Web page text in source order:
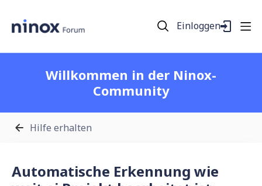
Einloggen
Willkommen in der Ninox-
Community
Hilfe erhalten
Automatische Erkennung wie